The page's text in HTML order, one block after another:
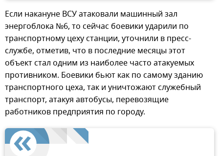
Если накануне ВСУ атаковали машинный зал
энергоблока №6, то сейчас боевики ударили по
транспортному цеху станции, уточнили в пресс-
службе, отметив, что в последние месяцы этот
объект стал одним из наиболее часто атакуемых
противником. Боевики бьют как по самому зданию
транспортного цеха, так и уничтожают служебный
транспорт, атакуя автобусы, перевозящие
работников предприятия по городу.